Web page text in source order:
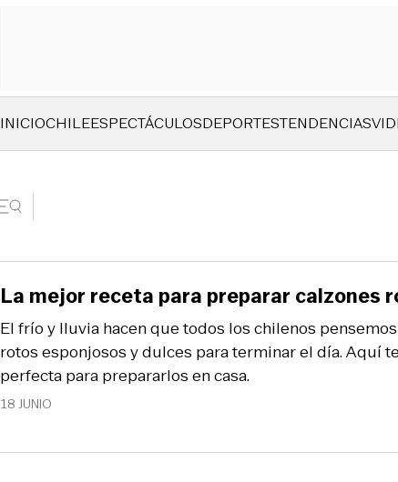
INICIOCHILEESPECTÁCULOSDEPORTESTENDENCIAS
18 JUNIO
El frío y lluvia hacen que todos los chilenos
rotos esponjosos y dulces para terminar el día. Aquí
perfecta para prepararlos en casa.
La mejor receta para preparar calzones